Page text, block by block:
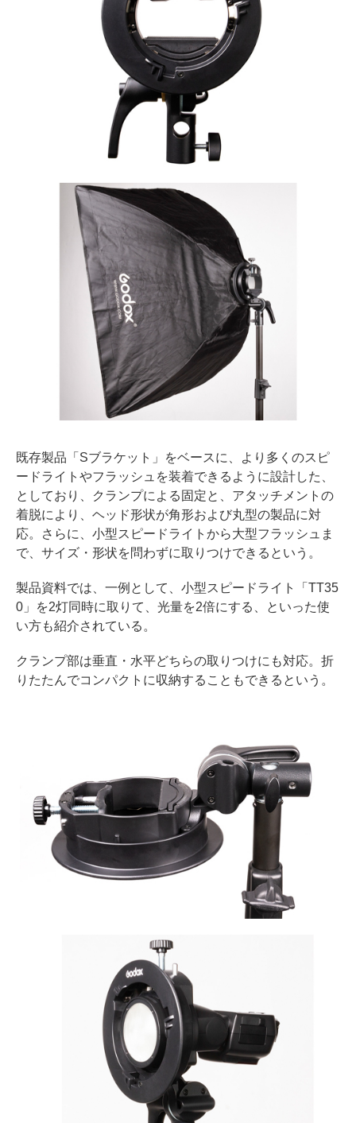
既存製品「Sブラケット」をベースに、より多くのスピ
ードライトやフラッシュを装着できるように設計した、
としており、クランプによる固定と、アタッチメントの
着脱により、ヘッド形状が角形および丸型の製品に対
応。さらに、小型スピードライトから大型フラッシュま
で、サイズ・形状を問わずに取りつけできるという。
製品資料では、一例として、小型スピードライト「TT35
0」を2灯同時に取りて、光量を2倍にする、といった使
い方も紹介されている。
クランプ部は垂直・水平どちらの取りつけにも対応。折
りたたんでコンパクトに収納することもできるという。